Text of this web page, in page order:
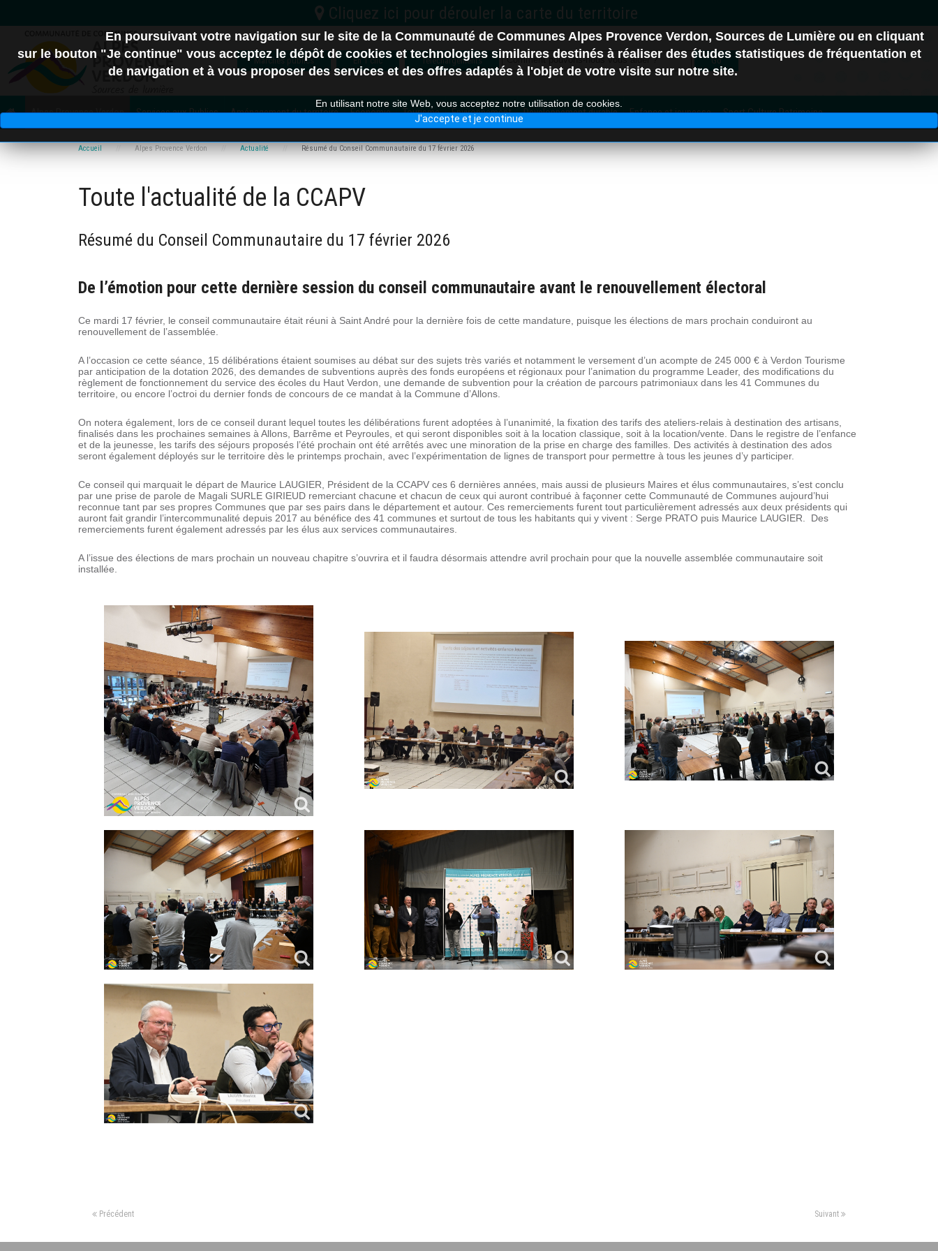
Digne-les-Bains
C.A. Provence-Alpes
C.C. Vallée de l'Ubaye Serre-Ponçon
83
Nord
Marchés publics En 1 clic Téléchargements Go
Alpes Provence Verdon Services aux Publics Aménagement du territoire Économie Tourisme Environnement Developpement durable Enfance et jeunesse Sport Culture Patrimoine
Accueil Alpes Provence Verdon Actualité Résumé du Conseil Communautaire du 17 février 2026
Toute l'actualité de la CCAPV
Résumé du Conseil Communautaire du 17 février 2026
De l’émotion pour cette dernière session du conseil communautaire avant le renouvellement électoral
Ce mardi 17 février, le conseil communautaire était réuni à Saint André pour la dernière fois de cette mandature, puisque les élections de mars prochain conduiront au
renouvellement de l’assemblée.
A l’occasion ce cette séance, 15 délibérations étaient soumises au débat sur des sujets très variés et notamment le versement d’un acompte de 245 000 € à Verdon Tourisme
par anticipation de la dotation 2026, des demandes de subventions auprès des fonds européens et régionaux pour l’animation du programme Leader, des modifications du
règlement de fonctionnement du service des écoles du Haut Verdon, une demande de subvention pour la création de parcours patrimoniaux dans les 41 Communes du
territoire, ou encore l’octroi du dernier fonds de concours de ce mandat à la Commune d’Allons.
On notera également, lors de ce conseil durant lequel toutes les délibérations furent adoptées à l’unanimité, la fixation des tarifs des ateliers-relais à destination des artisans,
finalisés dans les prochaines semaines à Allons, Barrême et Peyroules, et qui seront disponibles soit à la location classique, soit à la location/vente. Dans le registre de l’enfance
et de la jeunesse, les tarifs des séjours proposés l’été prochain ont été arrêtés avec une minoration de la prise en charge des familles. Des activités à destination des ados
seront également déployés sur le territoire dès le printemps prochain, avec l’expérimentation de lignes de transport pour permettre à tous les jeunes d’y participer.
Ce conseil qui marquait le départ de Maurice LAUGIER, Président de la CCAPV ces 6 dernières années, mais aussi de plusieurs Maires et élus communautaires, s’est conclu
par une prise de parole de Magali SURLE GIRIEUD remerciant chacune et chacun de ceux qui auront contribué à façonner cette Communauté de Communes aujourd’hui
reconnue tant par ses propres Communes que par ses pairs dans le département et autour. Ces remerciements furent tout particulièrement adressés aux deux présidents qui
auront fait grandir l’intercommunalité depuis 2017 au bénéfice des 41 communes et surtout de tous les habitants qui y vivent : Serge PRATO puis Maurice LAUGIER. Des
remerciements furent également adressés par les élus aux services communautaires.
A l’issue des élections de mars prochain un nouveau chapitre s’ouvrira et il faudra désormais attendre avril prochain pour que la nouvelle assemblée communautaire soit
installée.
Précédent Suivant
En poursuivant votre navigation sur le site de la Communauté de Communes Alpes Provence Verdon, Sources de Lumière ou en cliquant
sur le bouton "Je continue" vous acceptez le dépôt de cookies et technologies similaires destinés à réaliser des études statistiques de fréquentation et
de navigation et à vous proposer des services et des offres adaptés à l'objet de votre visite sur notre site.
En utilisant notre site Web, vous acceptez notre utilisation de cookies.
J'accepte et je continue